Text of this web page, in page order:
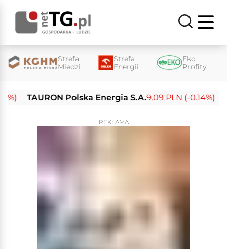
Strefa
Miedzi
Strefa
Energii
Eko
Profity
TAURON Polska Energia S.A.9.09 PLN (-0.14%)
REKLAMA